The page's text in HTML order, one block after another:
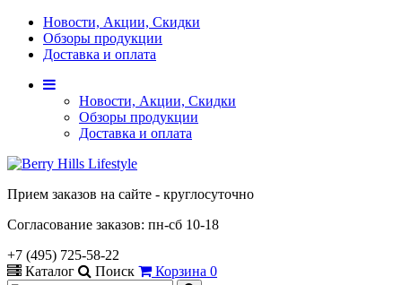
Новости, Акции, Скидки
Обзоры продукции
Доставка и оплата
Новости, Акции, Скидки
Обзоры продукции
Доставка и оплата
Прием заказов на сайте - круглосуточно
Согласование заказов: пн-сб 10-18
+7 (495) 725-58-22
Каталог
Поиск Корзина 0